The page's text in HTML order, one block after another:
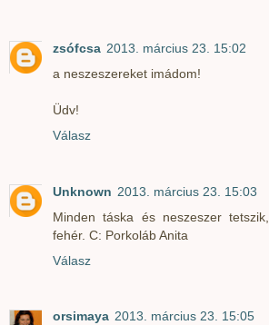
zsófcsa 2013. március 23. 15:02
a neszeszereket imádom!
Üdv!
Válasz
Unknown 2013. március 23. 15:03
Minden táska és neszeszer
fehér. C: Porkoláb Anita
Válasz
orsimaya 2013. március 23. 15:05